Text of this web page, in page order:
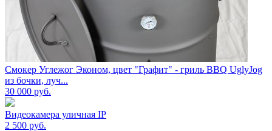
Смокер Углежог Эконом, цвет "Графит" - гриль BBQ UglyJog
из бочки, луч...
30 000 руб.
Видеокамера уличная IP
2 500 руб.